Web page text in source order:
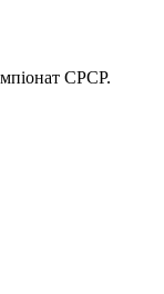
СРСР.